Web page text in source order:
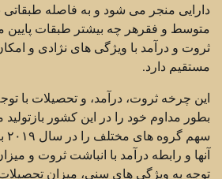
دارایی منجر می شود و به فاصله
متوسط و فقرهر چه بیشتر طبقات پایین
ثروت و درآمد با ویژگی های نژادی و
مستقیم دارد.
این چرخه ثروت، درآمد، و تحصیلات با
بطور مداوم خود را در این کشور بازتولید
آنها و رابطه درآمد با انباشت ثروت و
توجه به ویژگی های سنی، میزان